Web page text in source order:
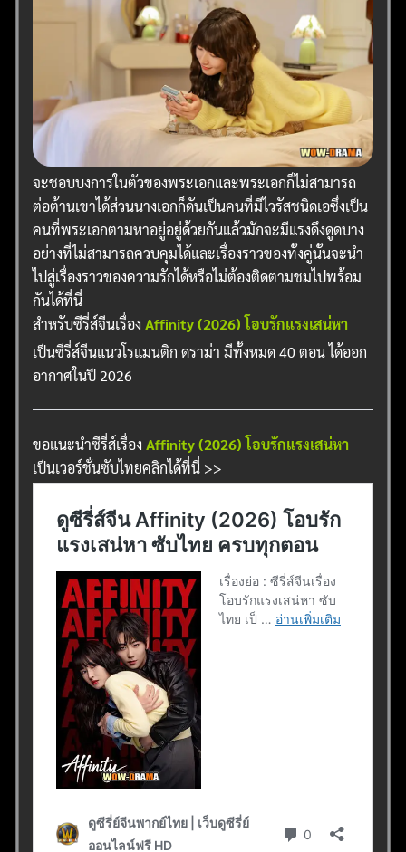
จะชอบบงการในตัวของพระเอกและพระเอกก็ไม่สามารถ
ต่อต้านเขาได้ส่วนนางเอกก็ดันเป็นคนที่มีไวรัสชนิดเอซึ่งเป็น
คนที่พระเอกตามหาอยู่อยู่ด้วยกันแล้วมักจะมีแรงดึงดูดบาง
อย่างที่ไม่สามารถควบคุมได้และเรื่องราวของทั้งคู่นั้นจะนำ
ไปสู่เรื่องราวของความรักได้หรือไม่ต้องติดตามชมไปพร้อม
กันได้ที่นี่
สำหรับซีรี่ส์จีนเรื่องAffinity (2026) โอบรักแรงเสน่หา
เป็นซีรี่ส์จีนแนวโรแมนติก ดราม่า มีทั้งหมด 40 ตอน ได้ออก
อากาศในปี 2026
ขอแนะนำซีรี่ส์เรื่องAffinity (2026) โอบรักแรงเสน่หา
เป็นเวอร์ชั่นซับไทยคลิกได้ที่นี่ >>